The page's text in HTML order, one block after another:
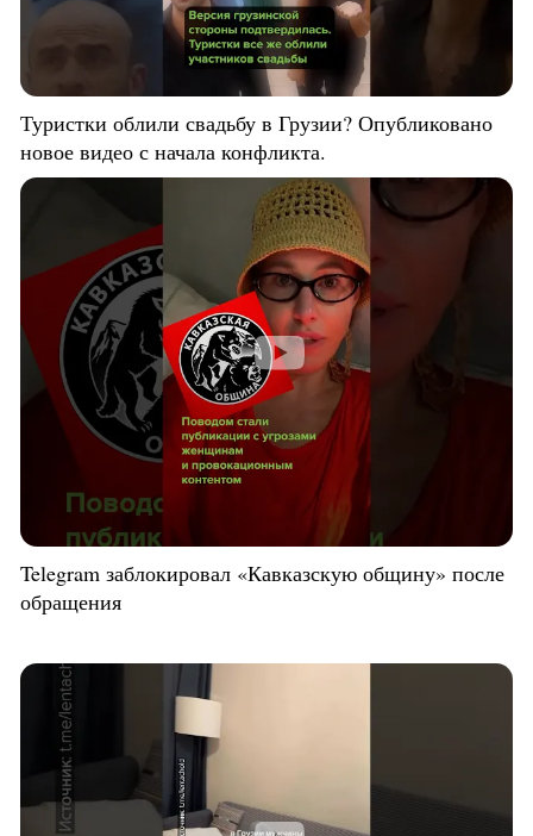
Туристки облили свадьбу в Грузии? Опубликовано
новое видео с начала конфликта.
Telegram заблокировал «Кавказскую общину» после
обращения